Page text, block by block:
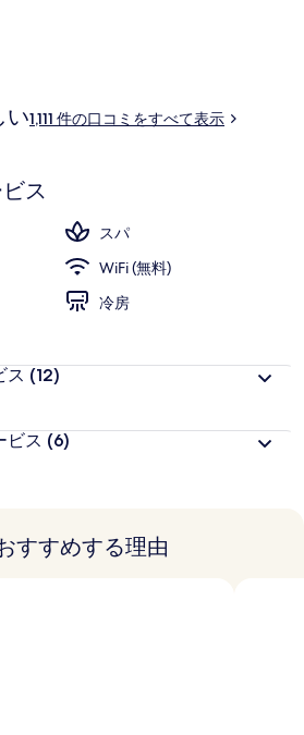
共交通機関を利用できます。地下鉄 オペ
ンタイン駅までは 9 分です。
い1,111 件の口コミをすべて表示
ス
スパ
WiFi (無料)
冷房
ス (12)
ビス (6)
すすめする理由